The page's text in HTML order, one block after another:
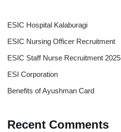
ESIC Hospital Kalaburagi
ESIC Nursing Officer Recruitment
ESIC Staff Nurse Recruitment 2025
ESI Corporation
Benefits of Ayushman Card
Recent Comments